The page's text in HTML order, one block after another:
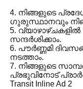
4. നിങ്ങളുടെ
ഗുരുസ്ഥാനവും
5.
സന്ദർശിക്കാം.
6. പൗർണ്ണമി
നടത്താം.
7. നിങ്ങളുടെ
പ്രഭുവിനോട്
Transit Inline Ad 2